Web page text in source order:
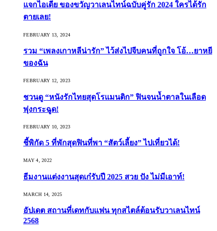
แจกไอเดีย ของขวัญวาเลนไทน์ฉบับคู่รัก 2024 ใครได้รัก
ตายเลย!
FEBRUARY 13, 2024
รวม “เพลงเกาหลีน่ารัก” ไว้ส่งไปจีบคนที่ถูกใจ โอ้…ยาหยี
ของฉัน
FEBRUARY 12, 2023
ชวนดู “หนังรักไทยสุดโรแมนติก” ฟินจนน้ำตาลในเลือด
พุ่งกระฉูด!
FEBRUARY 10, 2023
ชี้พิกัด 5 ที่พักสุดฟินที่พา “สัตว์เลี้ยง” ไปเที่ยวได้!
MAY 4, 2022
ธีมงานแต่งงานสุดเก๋รับปี 2025 สวย ปัง ไม่มีเอาท์!
MARCH 14, 2025
อัปเดต สถานที่เดทกับแฟน ทุกสไตล์ต้อนรับวาเลนไทน์
2568